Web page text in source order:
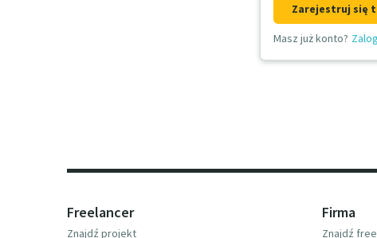
Zarejestruj się
Masz już konto?
Freelancer
Znajdź projekt
Firma
Znajdź